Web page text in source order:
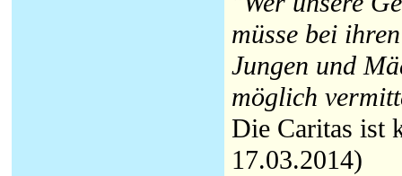
müsse bei
Jungen und
möglich
Die Caritas ist
17.03.2014)